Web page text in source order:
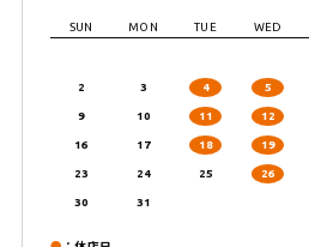
SUN MON TUE WED
2 3 4 5
9 10 11 12
16 17 18 19
23 24 25 26
30 31